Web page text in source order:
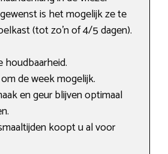
is het mogelijk ze te
(tot zo’n of 4/5 dagen).
houdbaarheid.
de week mogelijk.
en geur blijven optimaal
koopt u al voor